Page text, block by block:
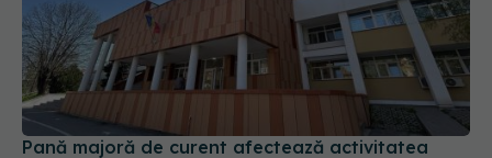
Pană majoră de curent afectează activitatea
Spitalului Județean, la Sibiu
31 iul 2026, 17:31